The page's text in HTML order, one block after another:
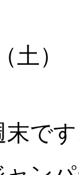
末で